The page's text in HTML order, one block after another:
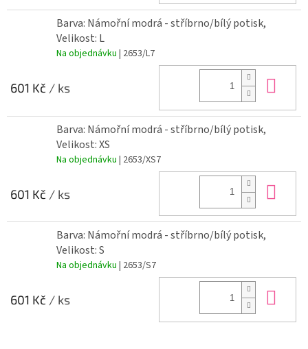
Barva: Námořní modrá - stříbrno/bílý potisk,
Velikost: L
Na objednávku | 2653/L7
601 Kč / ks
Barva: Námořní modrá - stříbrno/bílý potisk,
Velikost: XS
Na objednávku | 2653/XS7
601 Kč / ks
Barva: Námořní modrá - stříbrno/bílý potisk,
Velikost: S
Na objednávku | 2653/S7
601 Kč / ks